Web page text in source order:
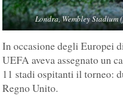
Londra, Wembley Stadium
In occasione degli Europei
UEFA aveva assegnato un
11 stadi ospitanti il torneo:
Regno Unito.